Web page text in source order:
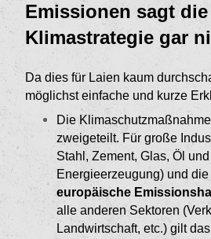
Emissionen sagt die
Klimastrategie gar
Da dies für Laien kaum
möglichst einfache und kurze
Die
zweige­teilt. Für große
Stahl, Zement, Glas, Öl
Energieer­zeugung) und
europäische
alle anderen Sekto­ren
Landwirtschaft, etc.) gilt das